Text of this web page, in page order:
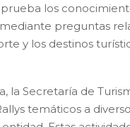
los
preguntas
y los destinos
la Secretaría de
temáticos a